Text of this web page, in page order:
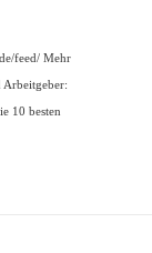
feed/ Mehr
10 besten